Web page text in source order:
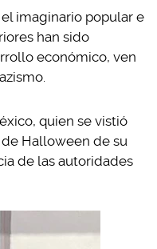
imaginario popular e
han sido
económico, ven
quien se vistió
Halloween de su
de las autoridades